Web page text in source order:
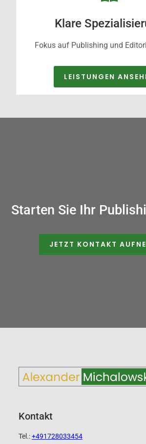
Klare
Fokus auf Publishing und
LEISTUNGEN
Starten Sie Ihr
JETZT KONTAKT
Kontakt
Tel.:+491728033454